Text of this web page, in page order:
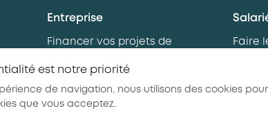
Entreprise
Financer vos projets de
Recruter de nouveaux salariés
Faire
est notre priorité
de navigation, nous utilisons des cookies
que vous acceptez.